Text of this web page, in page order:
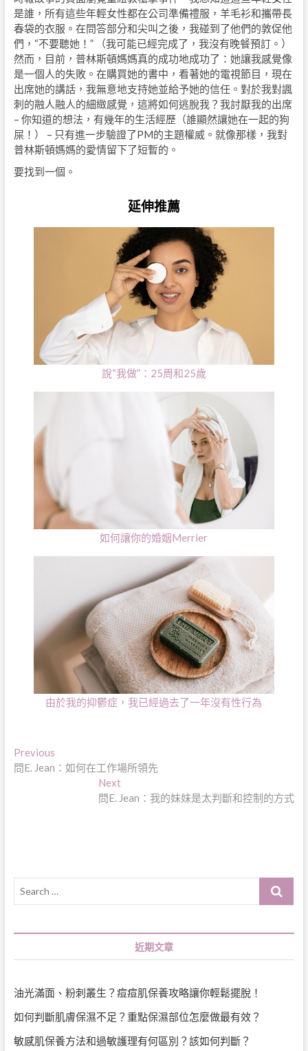
是誰，所有這些年輕女性都在公司準備禮服，羊毛衫和攜帶長
春袋的衣服。在問答部分和尖叫之後，我碰到了他們的敦促他
們，“不要聽她！” （我可能已經完成了，我沒有晚餐預訂。）
然而，目前，普林斯頓媽媽真的成功地成功了：她讓我感覺像
是一個人的失敗。在購買她的書中，看著她的電視節目，現在
出席她的講話，我無意地支持她並給予她的信任。對於我對諷
刺的融人融人的細緻感覺，這將如何逃脫我？我討厭我的出席
– 你知道的想法，有幾年的生活經歷（誰顯然讓她在一起的狗
屎！） – 只有進一步驗證了PM的主題權威。就像那樣，我對
普林斯頓媽媽的愛情留下了短暫的。
要找到一個。
延伸推薦
說“我做”：25周和25歲
如何讓你的婚姻Merrier
由於我的抑鬱症，我已經過去了一年沒有性行為
文
章
PreviousPrevious
post:
問E. Jean：如何在工作場所領先
NextNext
post:
問E. Jean：我的妹妹是太判斷和控制的方式
Search
近期文章
油光滿面、粉刺叢生？痘痘肌保養攻略讓你輕鬆擺脫！
如何判斷肌膚保濕不足？重點保濕部位怎麼做最有效？
敏感肌保養方法和過敏護理有何區別？該如何判斷？